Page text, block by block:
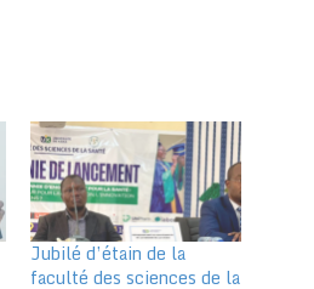
Jubilé d’étain de la
faculté des sciences de la